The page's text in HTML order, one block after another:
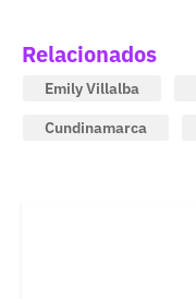
Relacionados
Emily Villalba
Cundinamarca